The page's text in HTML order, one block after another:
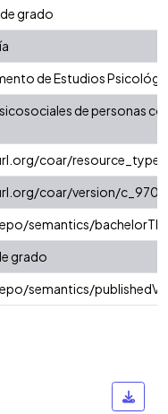
grado
de Estudios
de personas
coar/resource_type/
coar/version/
semantics/
grado
semantics/